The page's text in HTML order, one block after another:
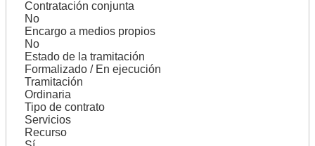
Contratación conjunta
No
Encargo a medios propios
No
Estado de la tramitación
Formalizado / En ejecución
Tramitación
Ordinaria
Tipo de contrato
Servicios
Recurso